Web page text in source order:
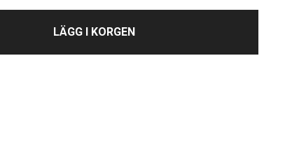
LÄGG I KORGEN